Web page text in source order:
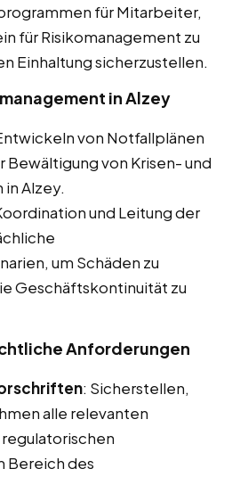
für Mitarbeiter,
für Risikomanagement zu
Einhaltung sicherzustellen.
in Alzey
von Notfallplänen
Bewältigung von Krisen- und
Alzey.
und Leitung der
um Schäden zu
Geschäftskontinuität zu
Anforderungen
: Sicherstellen,
alle relevanten
Bereich des